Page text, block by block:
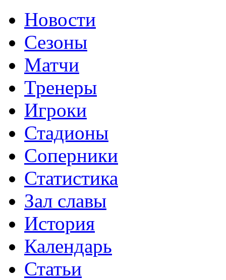
Новости
Сезоны
Матчи
Тренеры
Игроки
Стадионы
Соперники
Статистика
Зал славы
История
Календарь
Статьи